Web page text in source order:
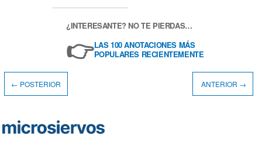
¿INTERESANTE? NO TE PIERDAS…
👉LAS 100 ANOTACIONES MÁS
POPULARES RECIENTEMENTE
← POSTERIOR ANTERIOR →